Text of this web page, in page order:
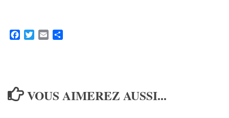
FacebookTwitterEmail
VOUS AIMEREZ AUSSI...